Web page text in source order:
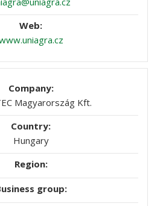
Magyarország Kft.
Hungary